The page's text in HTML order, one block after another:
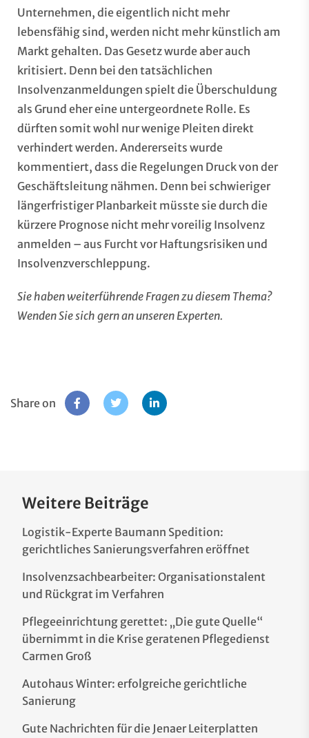
Unternehmen, die eigentlich nicht mehr
lebensfähig sind, werden nicht mehr künstlich am
Markt gehalten. Das Gesetz wurde aber auch
kritisiert. Denn bei den tatsächlichen
Insolvenzanmeldungen spielt die Überschuldung
als Grund eher eine untergeordnete Rolle. Es
dürften somit wohl nur wenige Pleiten direkt
verhindert werden. Andererseits wurde
kommentiert, dass die Regelungen Druck von der
Geschäftsleitung nähmen. Denn bei schwieriger
längerfristiger Planbarkeit müsste sie durch die
kürzere Prognose nicht mehr voreilig Insolvenz
anmelden – aus Furcht vor Haftungsrisiken und
Insolvenzverschleppung.
Sie haben weiterführende Fragen zu diesem Thema?
Wenden Sie sich gern an unseren Experten.
Share on
Weitere Beiträge
Logistik-Experte Baumann Spedition:
gerichtliches Sanierungsverfahren eröffnet
Insolvenzsachbearbeiter: Organisationstalent
und Rückgrat im Verfahren
Pflegeeinrichtung gerettet: „Die gute Quelle“
übernimmt in die Krise geratenen Pflegedienst
Carmen Groß
Autohaus Winter: erfolgreiche gerichtliche
Sanierung
Gute Nachrichten für die Jenaer Leiterplatten